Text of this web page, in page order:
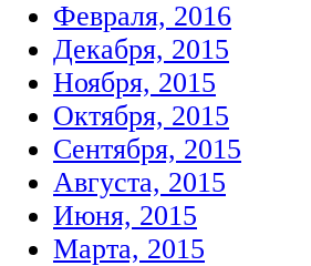
Февраля, 2016
Декабря, 2015
Ноября, 2015
Октября, 2015
Сентября, 2015
Августа, 2015
Июня, 2015
Марта, 2015